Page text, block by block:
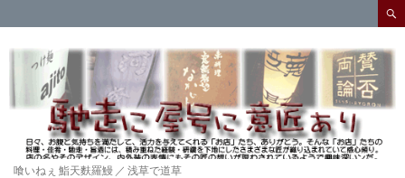
索
ン
ン
ツ
キ
喰いねぇ 鮨天麩羅鰻 ／ 浅草で道草